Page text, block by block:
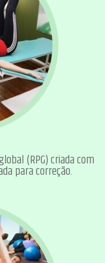
(RPG) criada com
para correção.